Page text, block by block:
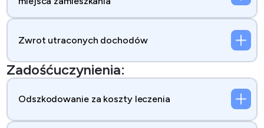
Zwrot utraconych dochodów
Zadośćuczynienia:
Odszkodowanie za koszty leczenia